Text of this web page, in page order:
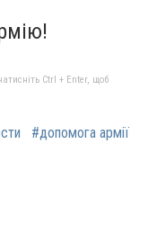
Ctrl + Enter, щоб
#допомога армії